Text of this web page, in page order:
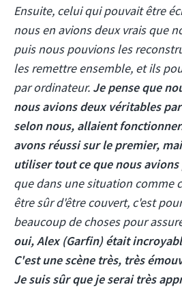
Ensuite, celui qui pouvait être
nous en avions deux vrais que
puis nous pouvions les
les remettre ensemble, et ils
par ordinateur. Je pense que
nous avions deux véritables
selon nous, allaient
avons réussi sur le premier,
utiliser tout ce que nous
que dans une situation comme
être sûr d'être couvert, c'est
beaucoup de choses pour
oui, Alex (Garfin) était
C'est une scène très, très
Je suis sûr que je serai très